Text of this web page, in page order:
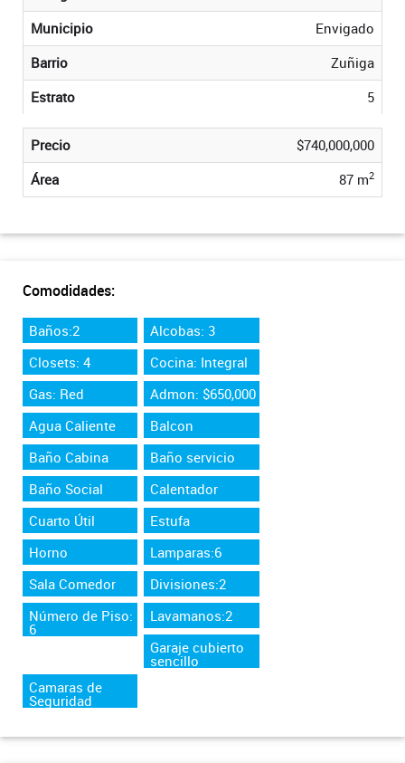
Municipio
Envigado
Barrio
Zuñiga
Estrato
5
Precio
$740,000,000
Área
87 m2
Comodidades:
Baños:2
Alcobas: 3
Closets: 4
Cocina: Integral
Gas: Red
Admon: $650,000
Agua Caliente
Balcon
Baño Cabina
Baño servicio
Baño Social
Calentador
Cuarto Útil
Estufa
Horno
Lamparas:6
Sala Comedor
Divisiones:2
Número de Piso:
6
Lavamanos:2
Garaje cubierto
sencillo
Camaras de
Seguridad